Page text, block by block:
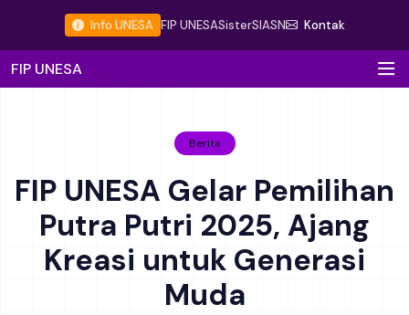
Info UNESA FIP UNESASisterSIASN Kontak
FIP UNESA
Berita
FIP UNESA Gelar Pemilihan
Putra Putri 2025, Ajang
Kreasi untuk Generasi
Muda